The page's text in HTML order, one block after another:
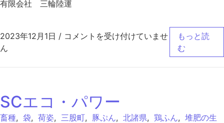
有限会社 三輪陸運
2023年12月1日 / 発酵鶏ふん は
コメントを受け付けていませ
ん
もっと読
む
SCエコ・パワー
畜種, 袋, 荷姿, 三股町, 豚ぷん, 北諸県, 鶏ふん, 堆肥の生